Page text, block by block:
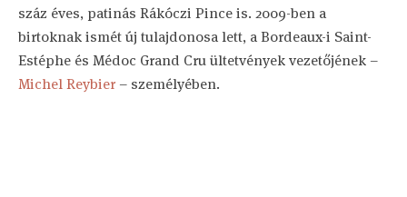
száz éves, patinás Rákóczi Pince is. 2009-ben a
birtoknak ismét új tulajdonosa lett, a Bordeaux-i Saint-
Estéphe és Médoc Grand Cru ültetvények vezetőjének –
Michel Reybier – személyében.